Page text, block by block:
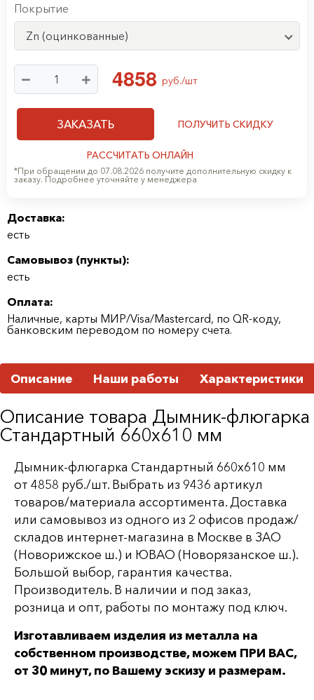
Покрытие
Zn (оцинкованные)
4858 руб./шт
ЗАКАЗАТЬ ПОЛУЧИТЬ СКИДКУ
РАССЧИТАТЬ ОНЛАЙН
*При обращении до 07.08.2026 получите дополнительную скидку к
заказу. Подробнее уточняйте у менеджера
Доставка:
есть
Самовывоз (пункты):
есть
Оплата:
Наличные, карты МИР/Visa/Mastercard, по QR-коду,
банковским переводом по номеру счета.
Описание Наши работы Характеристики
Описание товара Дымник-флюгарка
Стандартный 660х610 мм
Дымник-флюгарка Стандартный 660х610 мм
от 4858 руб./шт. Выбрать из 9436 артикул
товаров/материала ассортимента. Доставка
или самовывоз из одного из 2 офисов продаж/
складов интернет-магазина в Москве в ЗАО
(Новорижское ш.) и ЮВАО (Новорязанское ш.).
Большой выбор, гарантия качества.
Производитель. В наличии и под заказ,
розница и опт, работы по монтажу под ключ.
Изготавливаем изделия из металла на
собственном производстве, можем ПРИ ВАС,
от 30 минут, по Вашему эскизу и размерам.